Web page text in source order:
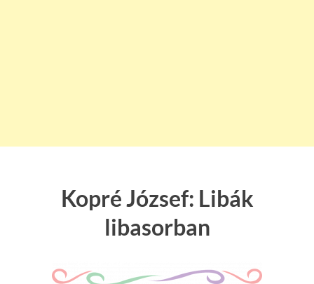
Kopré József: Libák
libasorban